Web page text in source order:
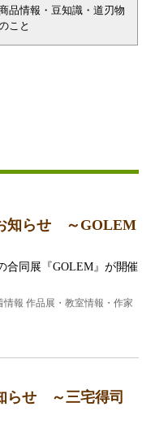
品情報・豆知識・道刃物
こと
知らせ ～GOLEM
合同展『GOLEM』が開催
情報 作品展・教室情報・作家
らせ ～三宅得司